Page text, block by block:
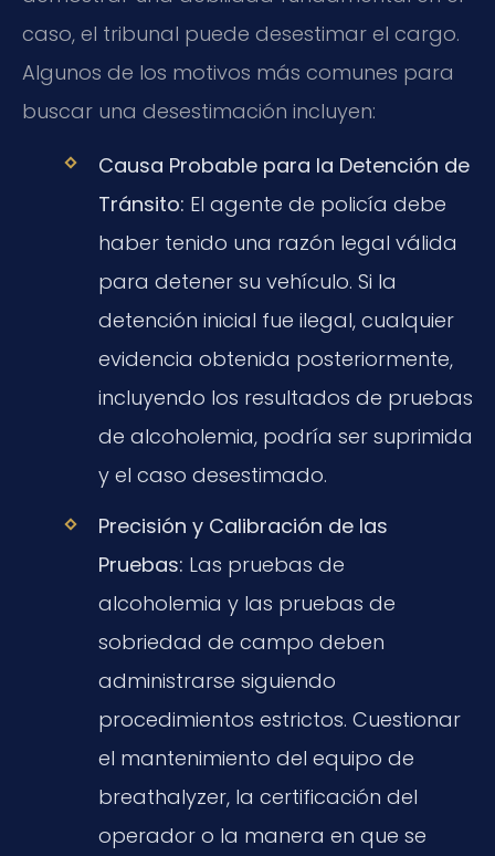
caso, el tribunal puede desestimar el cargo.
Algunos de los motivos más comunes para
buscar una desestimación incluyen:
Causa Probable para la Detención de
Tránsito: El agente de policía debe
haber tenido una razón legal válida
para detener su vehículo. Si la
detención inicial fue ilegal, cualquier
evidencia obtenida posteriormente,
incluyendo los resultados de pruebas
de alcoholemia, podría ser suprimida
y el caso desestimado.
Precisión y Calibración de las
Pruebas: Las pruebas de
alcoholemia y las pruebas de
sobriedad de campo deben
administrarse siguiendo
procedimientos estrictos. Cuestionar
el mantenimiento del equipo de
breathalyzer, la certificación del
operador o la manera en que se